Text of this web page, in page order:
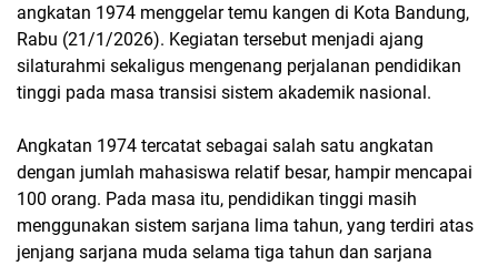
angkatan 1974 menggelar temu kangen di Kota Bandung,
Rabu (21/1/2026). Kegiatan tersebut menjadi ajang
silaturahmi sekaligus mengenang perjalanan pendidikan
tinggi pada masa transisi sistem akademik nasional.
Angkatan 1974 tercatat sebagai salah satu angkatan
dengan jumlah mahasiswa relatif besar, hampir mencapai
100 orang. Pada masa itu, pendidikan tinggi masih
menggunakan sistem sarjana lima tahun, yang terdiri atas
jenjang sarjana muda selama tiga tahun dan sarjana